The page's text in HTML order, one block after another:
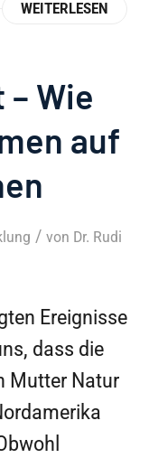
WEITERLESEN
Wie
auf
/ von Dr. Rudi
Ereignisse
dass die
Mutter Natur